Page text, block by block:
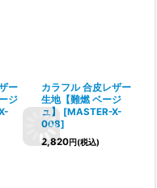
ー
ジ
カラフル 合皮レザー
生地【難燃 ベージ
ュ】 [MASTER-X-
008]
2,820円(税込)